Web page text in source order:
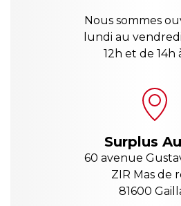
Nous sommes
lundi au
12h et de 14h
Surplus
60 avenue
ZIR Mas de
81600